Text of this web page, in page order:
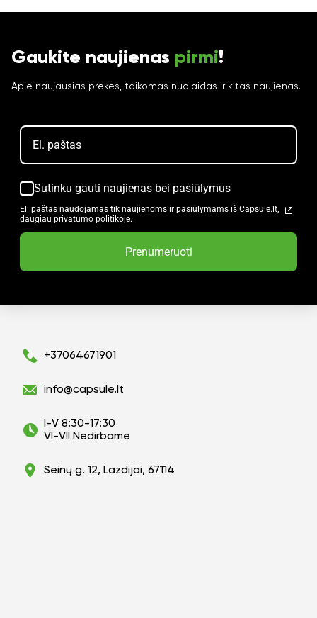
Gaukite naujienas pirmi!
Apie naujausias prekes, taikomas nuolaidas ir kitas naujienas.
Sutinku gauti naujienas bei pasiūlymus
El. paštas naudojamas tik naujienoms ir pasiūlymams iš Capsule.lt,
daugiau privatumo politikoje.
Prenumeruoti
+37064671901
info@capsule.lt
I-V 8:30-17:30
VI-VII Nedirbame
Seinų g. 12, Lazdijai, 67114